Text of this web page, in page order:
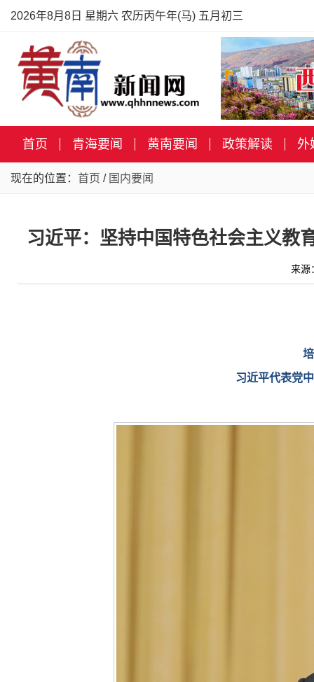
2026年8月8日 星期六 农历丙午年(马) 五月初三
首页 青海要闻 黄南要闻 政策解读 外
现在的位置： 首页 / 国内要闻
习近平：坚持中国特色社会主义教
来
习近平代表党